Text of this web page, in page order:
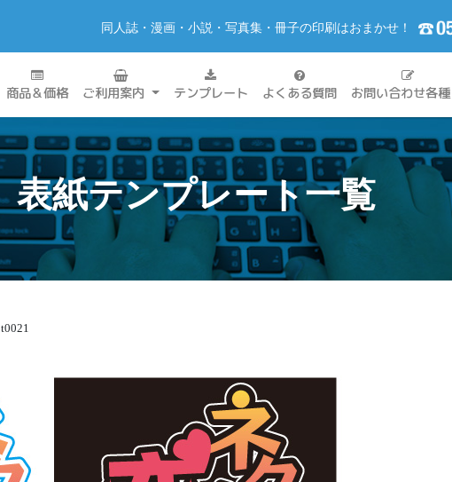
同人誌・漫画・小説・写真集・冊子の印刷はおまかせ！
商品＆価格 ご利用案内 テンプレート よくある質問 お問い合わせ各種
表紙テンプレート一覧
t0021